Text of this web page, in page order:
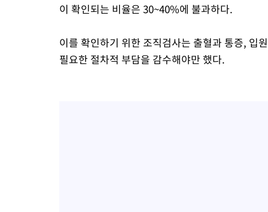
이 확인되는 비율은 30~40%에 불과하다.
이를 확인하기 위한 조직검사는 출혈과 통증, 입
필요한 절차적 부담을 감수해야만 했다.